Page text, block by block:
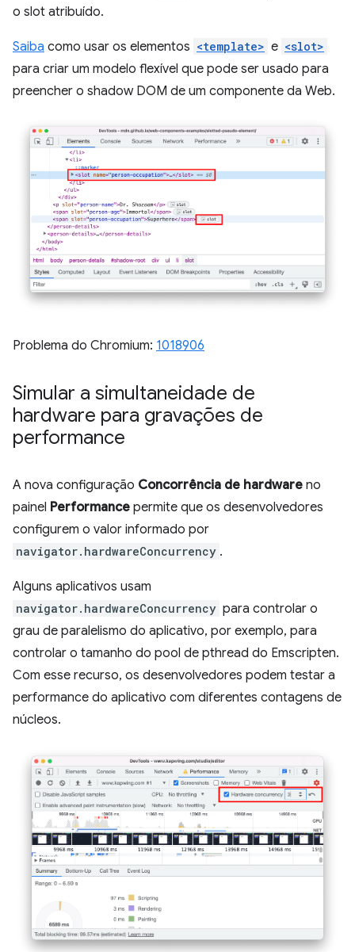
o slot atribuído.
Saiba como usar os elementos <template> e <slot>
para criar um modelo flexível que pode ser usado para
preencher o shadow DOM de um componente da Web.
Problema do Chromium: 1018906
Simular a simultaneidade de
hardware para gravações de
performance
A nova configuração Concorrência de hardware no
painel Performance permite que os desenvolvedores
configurem o valor informado por
navigator.hardwareConcurrency .
Alguns aplicativos usam
navigator.hardwareConcurrency para controlar o
grau de paralelismo do aplicativo, por exemplo, para
controlar o tamanho do pool de pthread do Emscripten.
Com esse recurso, os desenvolvedores podem testar a
performance do aplicativo com diferentes contagens de
núcleos.